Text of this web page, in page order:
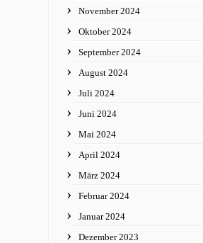
November 2024
Oktober 2024
September 2024
August 2024
Juli 2024
Juni 2024
Mai 2024
April 2024
März 2024
Februar 2024
Januar 2024
Dezember 2023